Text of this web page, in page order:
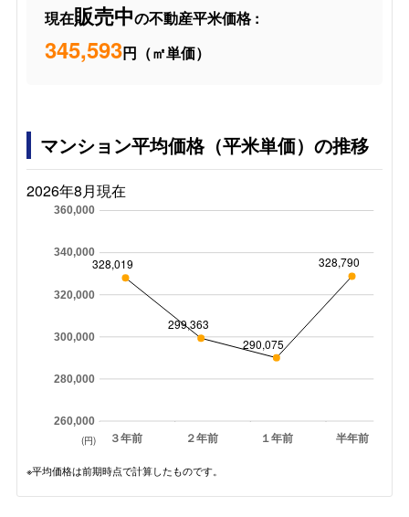
現在販売中の不動産平米価格 :
345,593円（㎡単価）
マンション平均価格（平米単価）の推移
2026年8月現在
３年前 ２年前 １年前 半年前
260,000
280,000
300,000
320,000
340,000
360,000
328,019
299,363
290,075
328,790
(円)
※平均価格は前期時点で計算したものです。